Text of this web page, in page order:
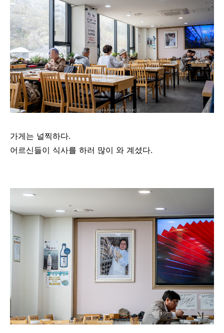
가게는 널찍하다.
어르신들이 식사를 하러 많이 와 계셨다.